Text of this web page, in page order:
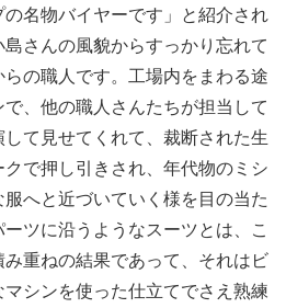
の名物バイヤーです」と紹介され
さんの風貌からすっかり忘れて
の職人です。工場内をまわる途
、他の職人さんたちが担当して
て見せてくれて、裁断された生
で押し引きされ、年代物のミシ
へと近づいていく様を目の当た
ツに沿うようなスーツとは、こ
重ねの結果であって、それはビ
シンを使った仕立てでさえ熟練